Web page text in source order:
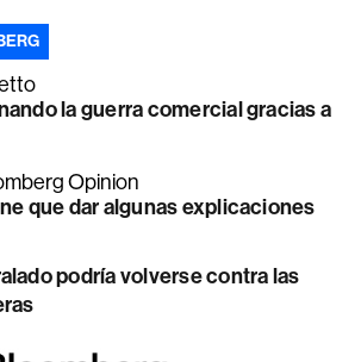
la guerra comercial gracias a
Opinion
que dar algunas explicaciones
podría volverse contra las